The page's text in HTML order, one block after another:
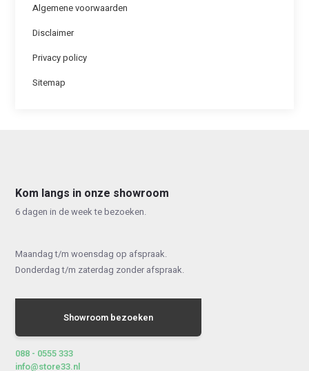
Algemene voorwaarden
Disclaimer
Privacy policy
Sitemap
Kom langs in onze showroom
6 dagen in de week te bezoeken.
Maandag t/m woensdag op afspraak.
Donderdag t/m zaterdag zonder afspraak.
Showroom bezoeken
088 - 0555 333
info@store33.nl